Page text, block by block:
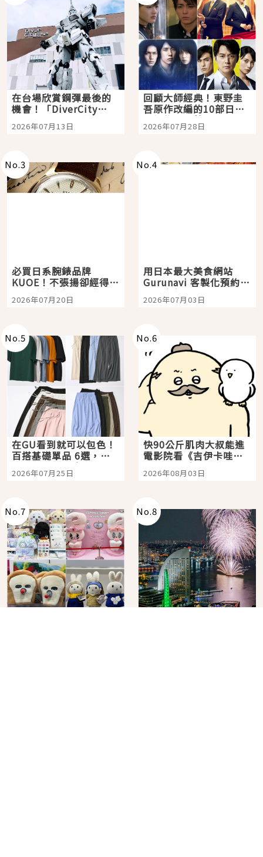
在台場欣賞鋼彈最後的
機會！「DiverCity
Tokyo Plaza」搭船、
購物、美食及夜景，一
2026年07月13日
回顧大師經典！東野圭
吾原作改編的10部日本
影視作品推薦
2026年07月28日
No.3
必買日系腕錶品牌
KUOE！不張揚卻經得起
時間洗鍊的經典之作五
選
2026年07月20日
No.4
用日本最大美食網站
Gurunavi 客製化預約九
大都市餐廳，打造專屬
美食體驗！
2026年07月03日
No.5
在GU看到就可以包色！
百搭基礎單品 6選，閉
眼全收也不心疼
2026年07月25日
No.6
快90公斤肌肉大叔能進
電影院看《吉伊卡哇》
嗎？日本重金屬樂團
「打首」會長與nagano
2026年08月03日
No.7 No.8